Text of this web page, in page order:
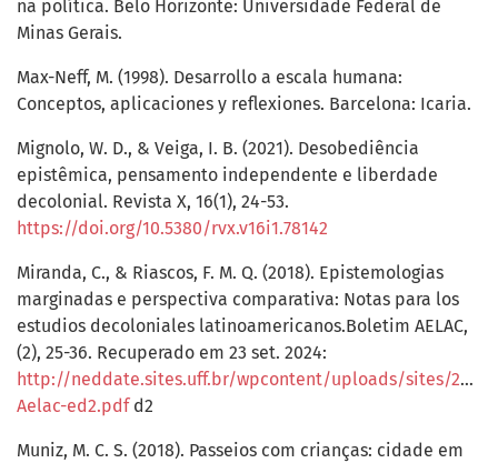
na política. Belo Horizonte: Universidade Federal de
Minas Gerais.
Max-Neff, M. (1998). Desarrollo a escala humana:
Conceptos, aplicaciones y reflexiones. Barcelona: Icaria.
Mignolo, W. D., & Veiga, I. B. (2021). Desobediência
epistêmica, pensamento independente e liberdade
decolonial. Revista X, 16(1), 24-53.
https://doi.org/10.5380/rvx.v16i1.78142
Miranda, C., & Riascos, F. M. Q. (2018). Epistemologias
marginadas e perspectiva comparativa: Notas para los
estudios decoloniales latinoamericanos.Boletim AELAC,
(2), 25-36. Recuperado em 23 set. 2024:
http://neddate.sites.uff.br/wpcontent/uploads/sites/224/
Aelac-ed2.pdfd2
Muniz, M. C. S. (2018). Passeios com crianças: cidade em